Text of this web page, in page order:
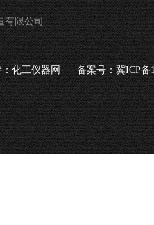
有限公司
：化工仪器网 备案号：冀ICP备